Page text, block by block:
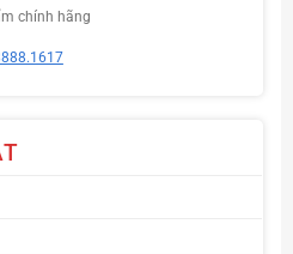
chính hãng